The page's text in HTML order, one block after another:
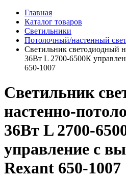
Главная
Каталог товаров
Светильники
Потолочный/настенный
Светильник светодиодный
36Вт L 2700-6500К
650-1007
Светильник
настенно-
36Вт L 2700-
управление с
Rexant 650-1007